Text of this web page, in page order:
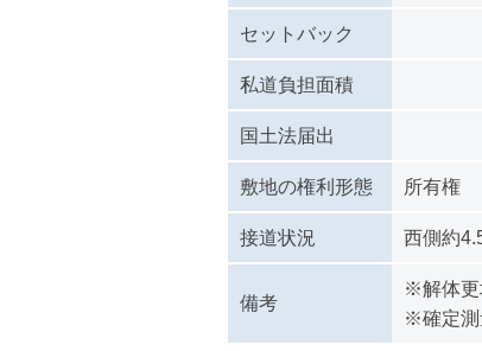
セットバック
私道負担面積
国土法届出
敷地の権利形態 所有権
接道状況 西側約
備考
※解体更
※確定測